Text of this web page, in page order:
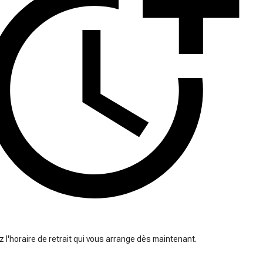
l'horaire de retrait qui vous arrange dès maintenant.